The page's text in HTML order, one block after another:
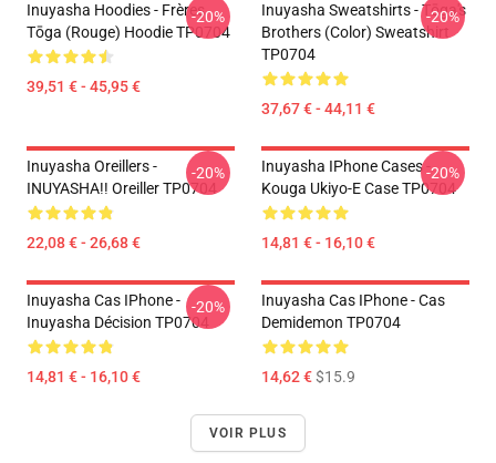
Inuyasha Hoodies - Frères
Tōga (rouge) Hoodie TP0704
39,51 € - 45,95 €
-20%
Inuyasha Sweatshirts - Tōga's
Brothers (color) Sweatshirt
TP0704
37,67 € - 44,11 €
-20%
Inuyasha Oreillers -
INUYASHA!! Oreiller TP0704
22,08 € - 26,68 €
-20%
Inuyasha IPhone Cases -
Kouga Ukiyo-E Case TP0704
14,81 € - 16,10 €
-20%
Inuyasha Cas IPhone -
Inuyasha Décision TP0704
14,81 € - 16,10 €
-20%
Inuyasha Cas IPhone - Cas
Demidemon TP0704
14,62 €$15.9
VOIR PLUS